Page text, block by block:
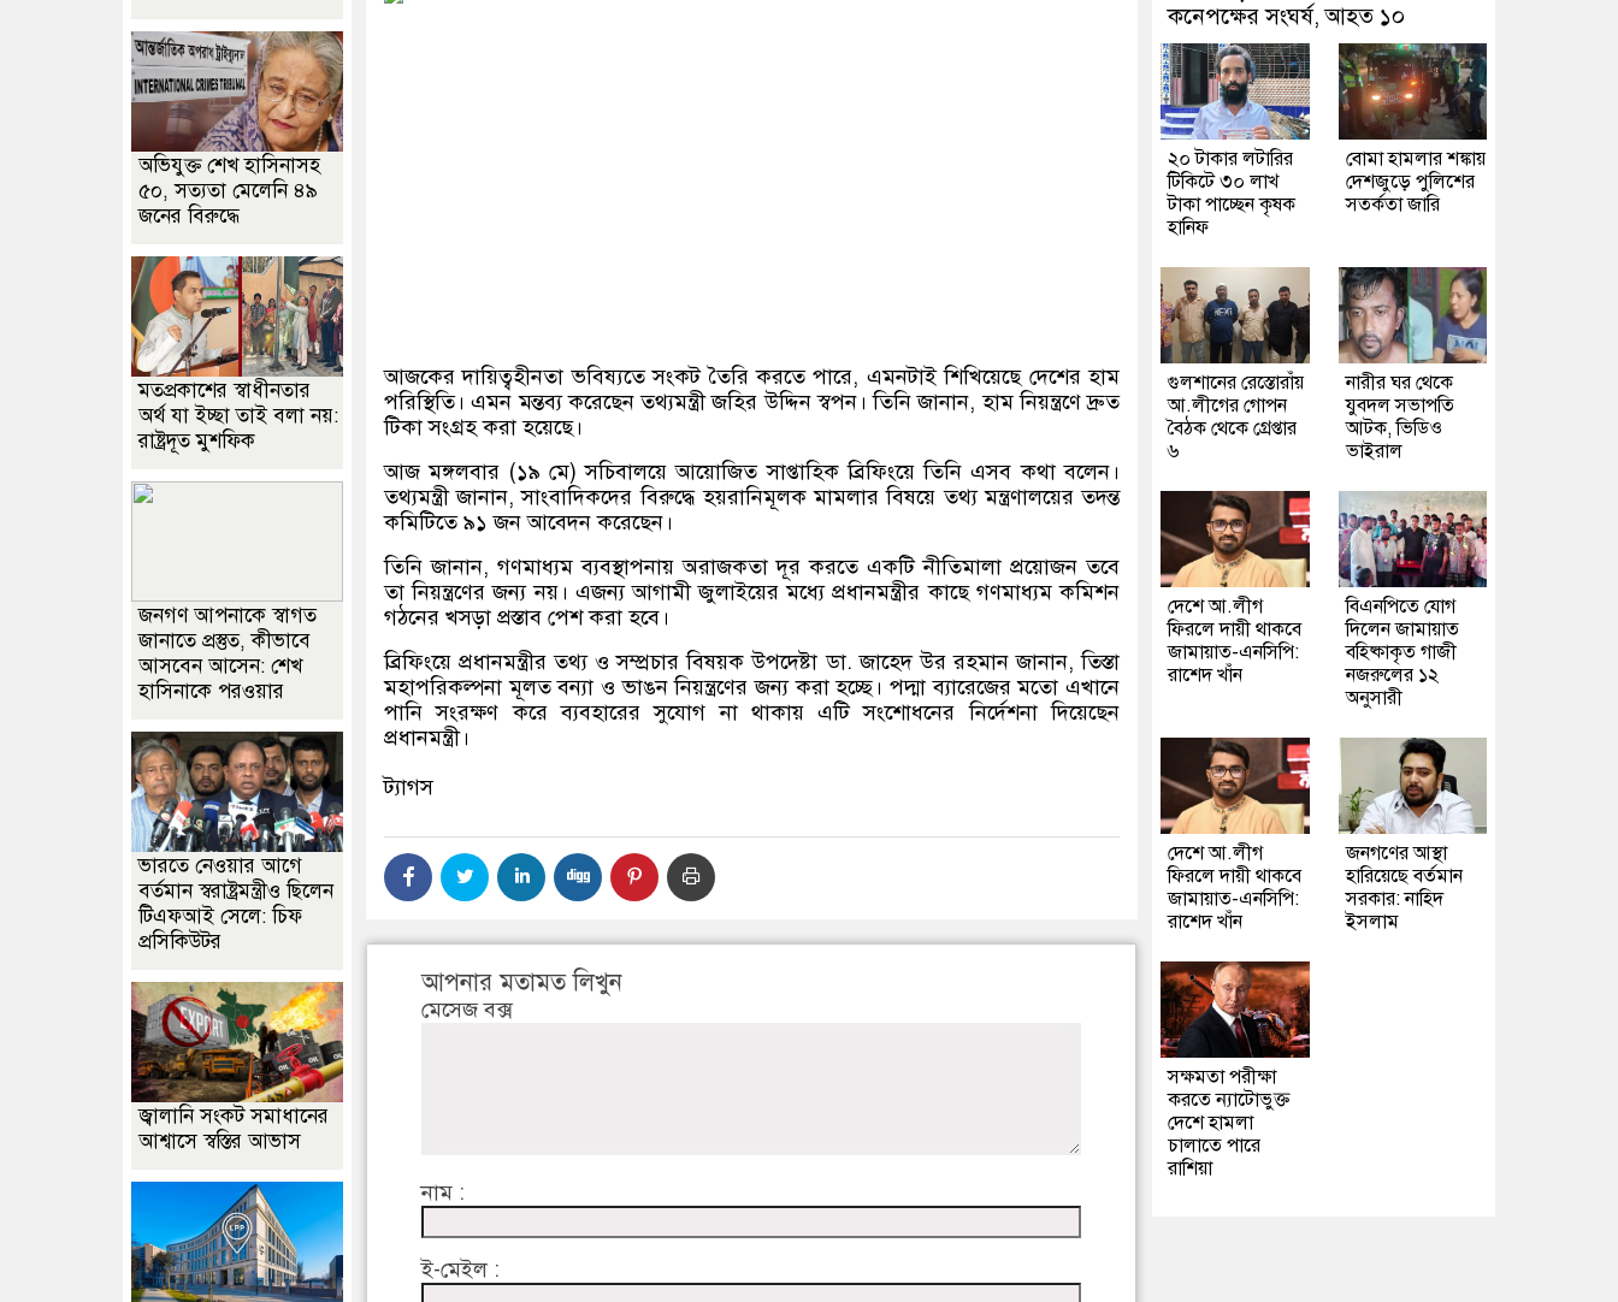
আজকের দায়িত্বহীনতা ভবিষ্যতে সংকট তৈরি করতে পারে, এমনটাই শিখিয়েছে দেশের হাম
পরিস্থিতি। এমন মন্তব্য করেছেন তথ্যমন্ত্রী জহির উদ্দিন স্বপন। তিনি জানান,হাম নিয়ন্ত্রণে দ্রুত
টিকা সংগ্রহ করা হয়েছে।
আজ মঙ্গলবার (১৯ মে)সচিবালয়ে আয়োজিত সাপ্তাহিক ব্রিফিংয়ে তিনি এসব কথা বলেন।
তথ্যমন্ত্রী জানান,সাংবাদিকদের বিরুদ্ধে হয়রানিমূলক মামলার বিষয়ে তথ্য মন্ত্রণালয়ের তদন্ত
কমিটিতে ৯১ জন আবেদন করেছেন।
তিনি জানান, গণমাধ্যম ব্যবস্থাপনায় অরাজকতা দূর করতে একটি নীতিমালা প্রয়োজন তবে
তা নিয়ন্ত্রণের জন্য নয়। এজন্য আগামী জুলাইয়ের মধ্যে প্রধানমন্ত্রীর কাছে গণমাধ্যম কমিশন
গঠনের খসড়া প্রস্তাব পেশ করা হবে।
ব্রিফিংয়ে প্রধানমন্ত্রীর তথ্য ও সম্প্রচার বিষয়ক উপদেষ্টা ডা.জাহেদ উর রহমান জানান,তিস্তা
মহাপরিকল্পনা মূলত বন্যা ও ভাঙন নিয়ন্ত্রণের জন্য করা হচ্ছে। পদ্মা ব্যারেজের মতো এখানে
পানি সংরক্ষণ করে ব্যবহারের সুযোগ না থাকায় এটি সংশোধনের নির্দেশনা দিয়েছেন
প্রধানমন্ত্রী।
ট্যাগস
আপনার মতামত লিখুন
মেসেজ বক্স
নাম :
ই-মেইল :
অভিযুক্ত শেখ হাসিনাসহ
৫০, সত্যতা মেলেনি ৪৯
জনের বিরুদ্ধে
মতপ্রকাশের স্বাধীনতার
অর্থ যা ইচ্ছা তাই বলা নয়:
রাষ্ট্রদূত মুশফিক
জনগণ আপনাকে স্বাগত
জানাতে প্রস্তুত, কীভাবে
আসবেন আসেন: শেখ
হাসিনাকে পরওয়ার
ভারতে নেওয়ার আগে
বর্তমান স্বরাষ্ট্রমন্ত্রীও ছিলেন
টিএফআই সেলে: চিফ
প্রসিকিউটর
জ্বালানি সংকট সমাধানের
আশ্বাসে স্বস্তির আভাস
কনেপক্ষের সংঘর্ষ, আহত ১০
২০ টাকার লটারির
টিকিটে ৩০ লাখ
টাকা পাচ্ছেন কৃষক
হানিফ
বোমা হামলার শঙ্কায়
দেশজুড়ে পুলিশের
সতর্কতা জারি
গুলশানের রেস্তোরাঁয়
আ.লীগের গোপন
বৈঠক থেকে গ্রেপ্তার
৬
নারীর ঘর থেকে
যুবদল সভাপতি
আটক, ভিডিও
ভাইরাল
দেশে আ.লীগ
ফিরলে দায়ী থাকবে
জামায়াত-এনসিপি:
রাশেদ খাঁন
বিএনপিতে যোগ
দিলেন জামায়াত
বহিষ্কাকৃত গাজী
নজরুলের ১২
অনুসারী
দেশে আ.লীগ
ফিরলে দায়ী থাকবে
জামায়াত-এনসিপি:
রাশেদ খাঁন
জনগণের আস্থা
হারিয়েছে বর্তমান
সরকার: নাহিদ
ইসলাম
সক্ষমতা পরীক্ষা
করতে ন্যাটোভুক্ত
দেশে হামলা
চালাতে পারে
রাশিয়া